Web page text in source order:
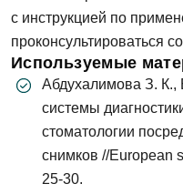
с инструкцией по
проконсультироваться
Используемые
Абдухалимова З. К.,
системы
стоматологии
снимков //European
25-30.
Запись
Имя
Телефон
Телефон
E-mail